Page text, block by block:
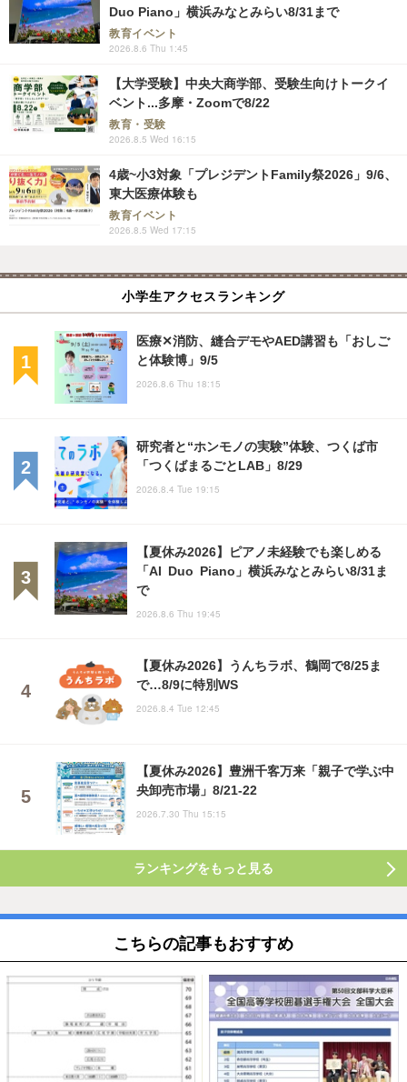
Duo Piano」横浜みなとみらい8/31まで
教育イベント
2026.8.6 Thu 1:45
【大学受験】中央大商学部、受験生向けトークイ
ベント...多摩・Zoomで8/22
教育・受験
2026.8.5 Wed 16:15
4歳~小3対象「プレジデントFamily祭2026」9/6、
東大医療体験も
教育イベント
2026.8.5 Wed 17:15
小学生アクセスランキング
医療✕消防、縫合デモやAED講習も「おしご
と体験博」9/5
2026.8.6 Thu 18:15
研究者と“ホンモノの実験”体験、つくば市
「つくばまるごとLAB」8/29
2026.8.4 Tue 19:15
【夏休み2026】ピアノ未経験でも楽しめる
「AI Duo Piano」横浜みなとみらい8/31ま
で
2026.8.6 Thu 19:45
【夏休み2026】うんちラボ、鶴岡で8/25ま
で…8/9に特別WS
2026.8.4 Tue 12:45
【夏休み2026】豊洲千客万来「親子で学ぶ中
央卸売市場」8/21-22
2026.7.30 Thu 15:15
ランキングをもっと見る
こちらの記事もおすすめ